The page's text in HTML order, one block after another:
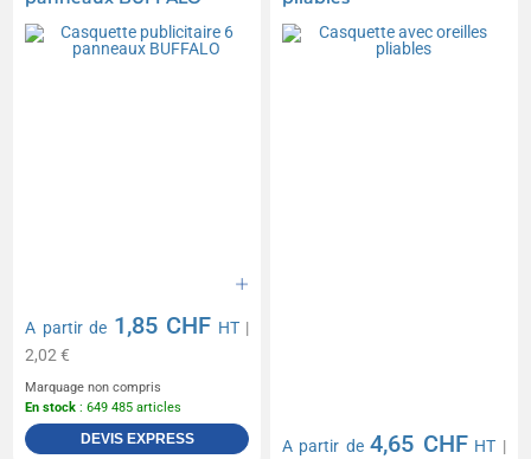
A partir de 1,85 CHF HT|
2,02 €
Marquage non compris
En stock : 649 485 articles
DEVIS EXPRESS A partir de4,65 CHF HT |